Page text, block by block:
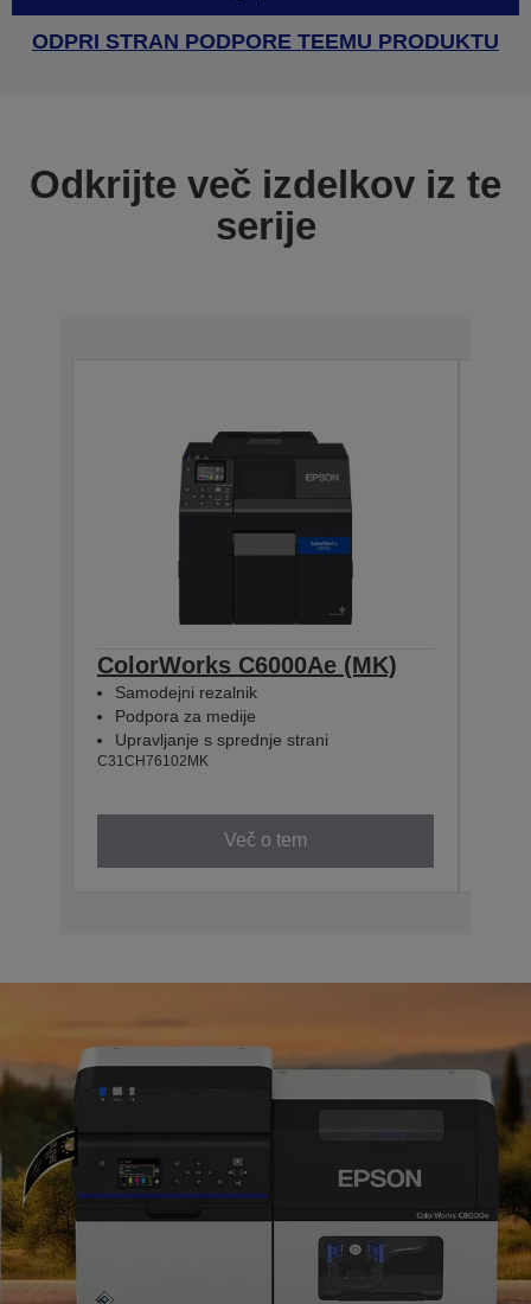
ODPRI STRAN PODPORE TEEMU PRODUKTU
Odkrijte več izdelkov iz te
serije
ColorWorks C6000Ae (MK)
Samodejni rezalnik
Podpora za medije
Upravljanje s sprednje strani
C31CH76102MK
Več o tem